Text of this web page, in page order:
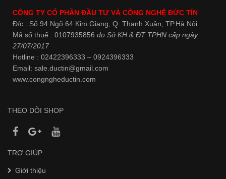
CÔNG TY CỔ PHẦN ĐẦU TƯ VÀ CÔNG NGHỆ ĐỨC TÍN
Đ/c : Số 94 Ngõ 64 Kim Giang, Q. Thanh Xuân, TP.Hà Nội
Mã số thuế : 0107935856 do Sở KH & ĐT TPHN cấp ngày
27/07/2017
Hotline : 02422396333 – 0924396333
Email: sale.ductin@gmail.com
www.congngheductin.com
THEO DÕI SHOP
TRỢ GIÚP
Giới thiệu